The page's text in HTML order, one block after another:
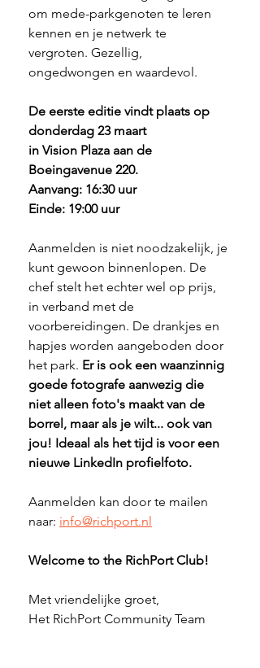
om mede-parkgenoten te leren
kennen en je netwerk te
vergroten. Gezellig,
ongedwongen en waardevol.
De eerste editie vindt plaats op
donderdag 23 maart
in Vision Plaza aan de
Boeingavenue 220.
Aanvang: 16:30 uur
Einde: 19:00 uur
Aanmelden is niet noodzakelijk, je
kunt gewoon binnenlopen. De
chef stelt het echter wel op prijs,
in verband met de
voorbereidingen. De drankjes en
hapjes worden aangeboden door
het park. Er is ook een waanzinnig
goede fotografe aanwezig die
niet alleen foto's maakt van de
borrel, maar als je wilt... ook van
jou! Ideaal als het tijd is voor een
nieuwe LinkedIn profielfoto.
Aanmelden kan door te mailen
naar: info@richport.nl
Welcome to the RichPort Club!
Met vriendelijke groet,
Het RichPort Community Team